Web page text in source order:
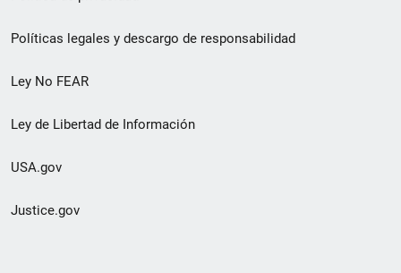
de
página
Políticas legales y descargo de responsabilidad
Ley No FEAR
Ley de Libertad de Información
USA.gov
Justice.gov